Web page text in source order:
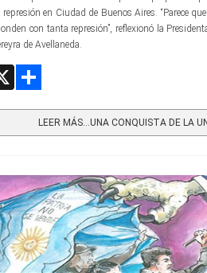
en Ciudad de Buenos Aires. “Parece
con tanta represión”, reflexionó la
de Avellaneda.
LEER MÁS…UNA CONQUISTA DE LA